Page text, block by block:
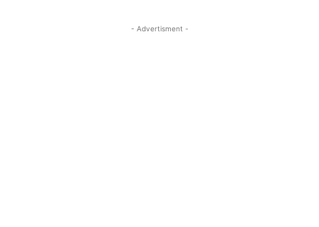
- Advertisment -